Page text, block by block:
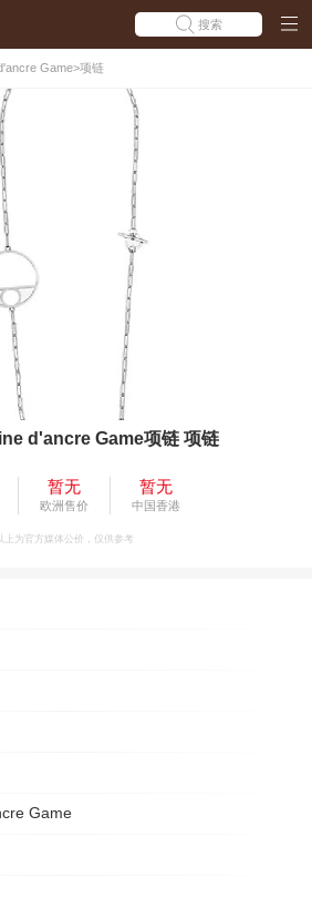
搜索
Game>项链
d'ancre Game项链 项链
暂无
欧洲售价
暂无
中国香港
上为官方媒体公价，仅供参考
Game